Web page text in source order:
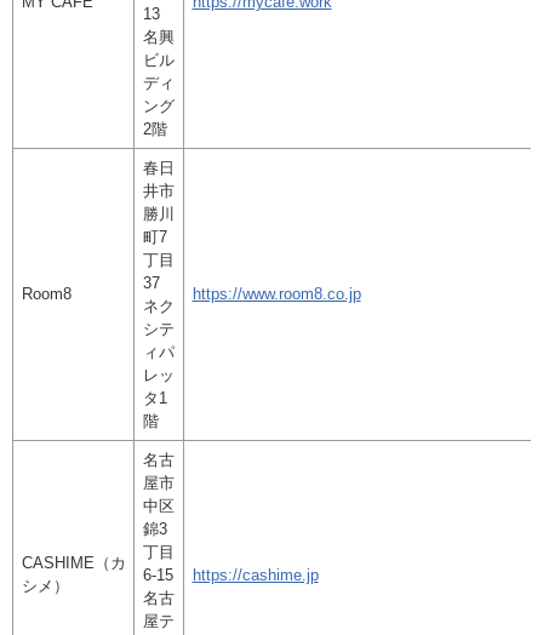
13
名興
ビル
ディ
ング
2階
Room8
春日
井市
勝川
町7
丁目
37
ネク
シテ
ィパ
レッ
タ1
階
https://www.room8.co.jp
CASHIME（カ
シメ）
名古
屋市
中区
錦3
丁目
6-15
名古
屋テ
https://cashime.jp